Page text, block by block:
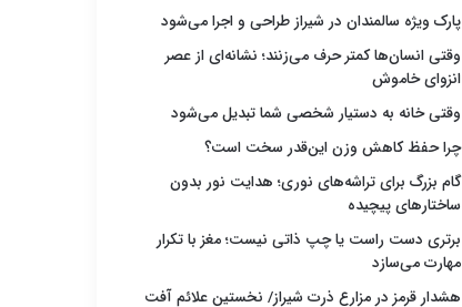
پارک ویژه سالمندان در شیراز طراحی و اجرا می‌شود
وقتی انسان‌ها کمتر حرف می‌زنند؛ نشانه‌ای از عصر
انزوای خاموش
وقتی خانه به دستیار شخصی شما تبدیل می‌شود
چرا حفظ کاهش وزن این‌قدر سخت است؟
گام بزرگ برای تراشه‌های نوری؛ هدایت نور بدون
ساختارهای پیچیده
برتری دست راست یا چپ ذاتی نیست؛ مغز با تکرار
مهارت می‌سازد
هشدار قرمز در مزارع ذرت شیراز/ نخستین علائم آفت